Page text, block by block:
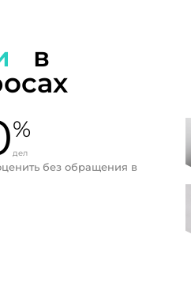
в
%
дел
без обращения в